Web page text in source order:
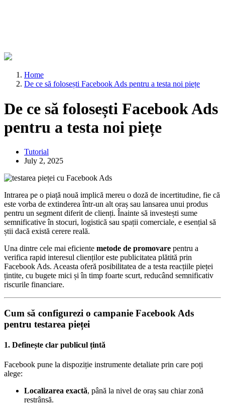
Home
De ce să folosești Facebook Ads pentru a testa noi piețe
De ce să folosești Facebook Ads
pentru a testa noi piețe
Tutorial
July 2, 2025
Intrarea pe o piață nouă implică mereu o doză de incertitudine, fie că
este vorba de extinderea într-un alt oraș sau lansarea unui produs
pentru un segment diferit de clienți. Înainte să investești sume
semnificative în stocuri, logistică sau spații comerciale, e esențial să
știi dacă există cerere reală.
Una dintre cele mai eficiente metode de promovare pentru a
verifica rapid interesul clienților este publicitatea plătită prin
Facebook Ads. Aceasta oferă posibilitatea de a testa reacțiile pieței
țintite, cu bugete mici și în timp foarte scurt, reducând semnificativ
riscurile financiare.
Cum să configurezi o campanie Facebook Ads
pentru testarea pieței
1. Definește clar publicul țintă
Facebook pune la dispoziție instrumente detaliate prin care poți
alege:
Localizarea exactă, până la nivel de oraș sau chiar zonă
restrânsă.